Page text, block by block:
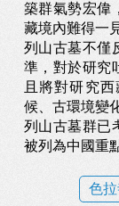
築群氣勢宏偉
藏境內難得一
列山古墓不僅
準，對於研究
且將對研究
候、古環境變
列山古墓群已
被列為中國重
色